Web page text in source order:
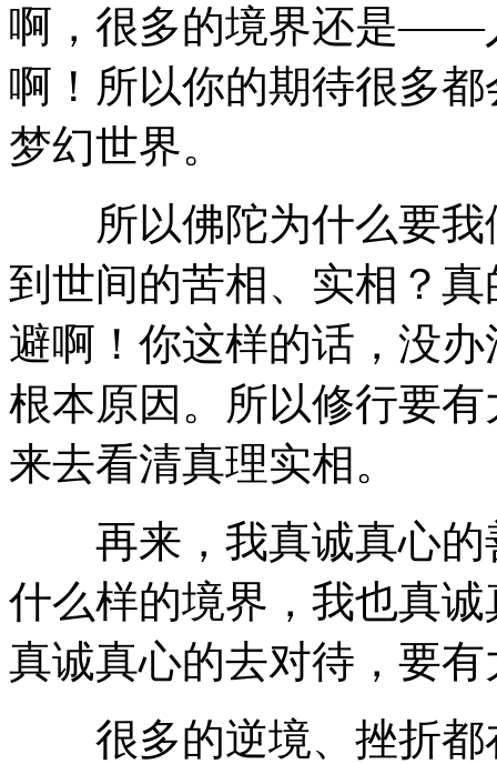
啊，很多的境界还是——
啊！所以你的期待很多
梦幻世界。
所以佛陀为什么要我
到世间的苦相、实相？
避啊！你这样的话，没
根本原因。所以修行要
来去看清真理实相。
再来，我真诚真心的
什么样的境界，我也真
真诚真心的去对待，要
很多的逆境、挫折都